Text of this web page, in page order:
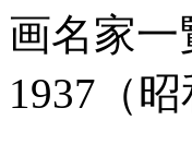
画名家
1937（